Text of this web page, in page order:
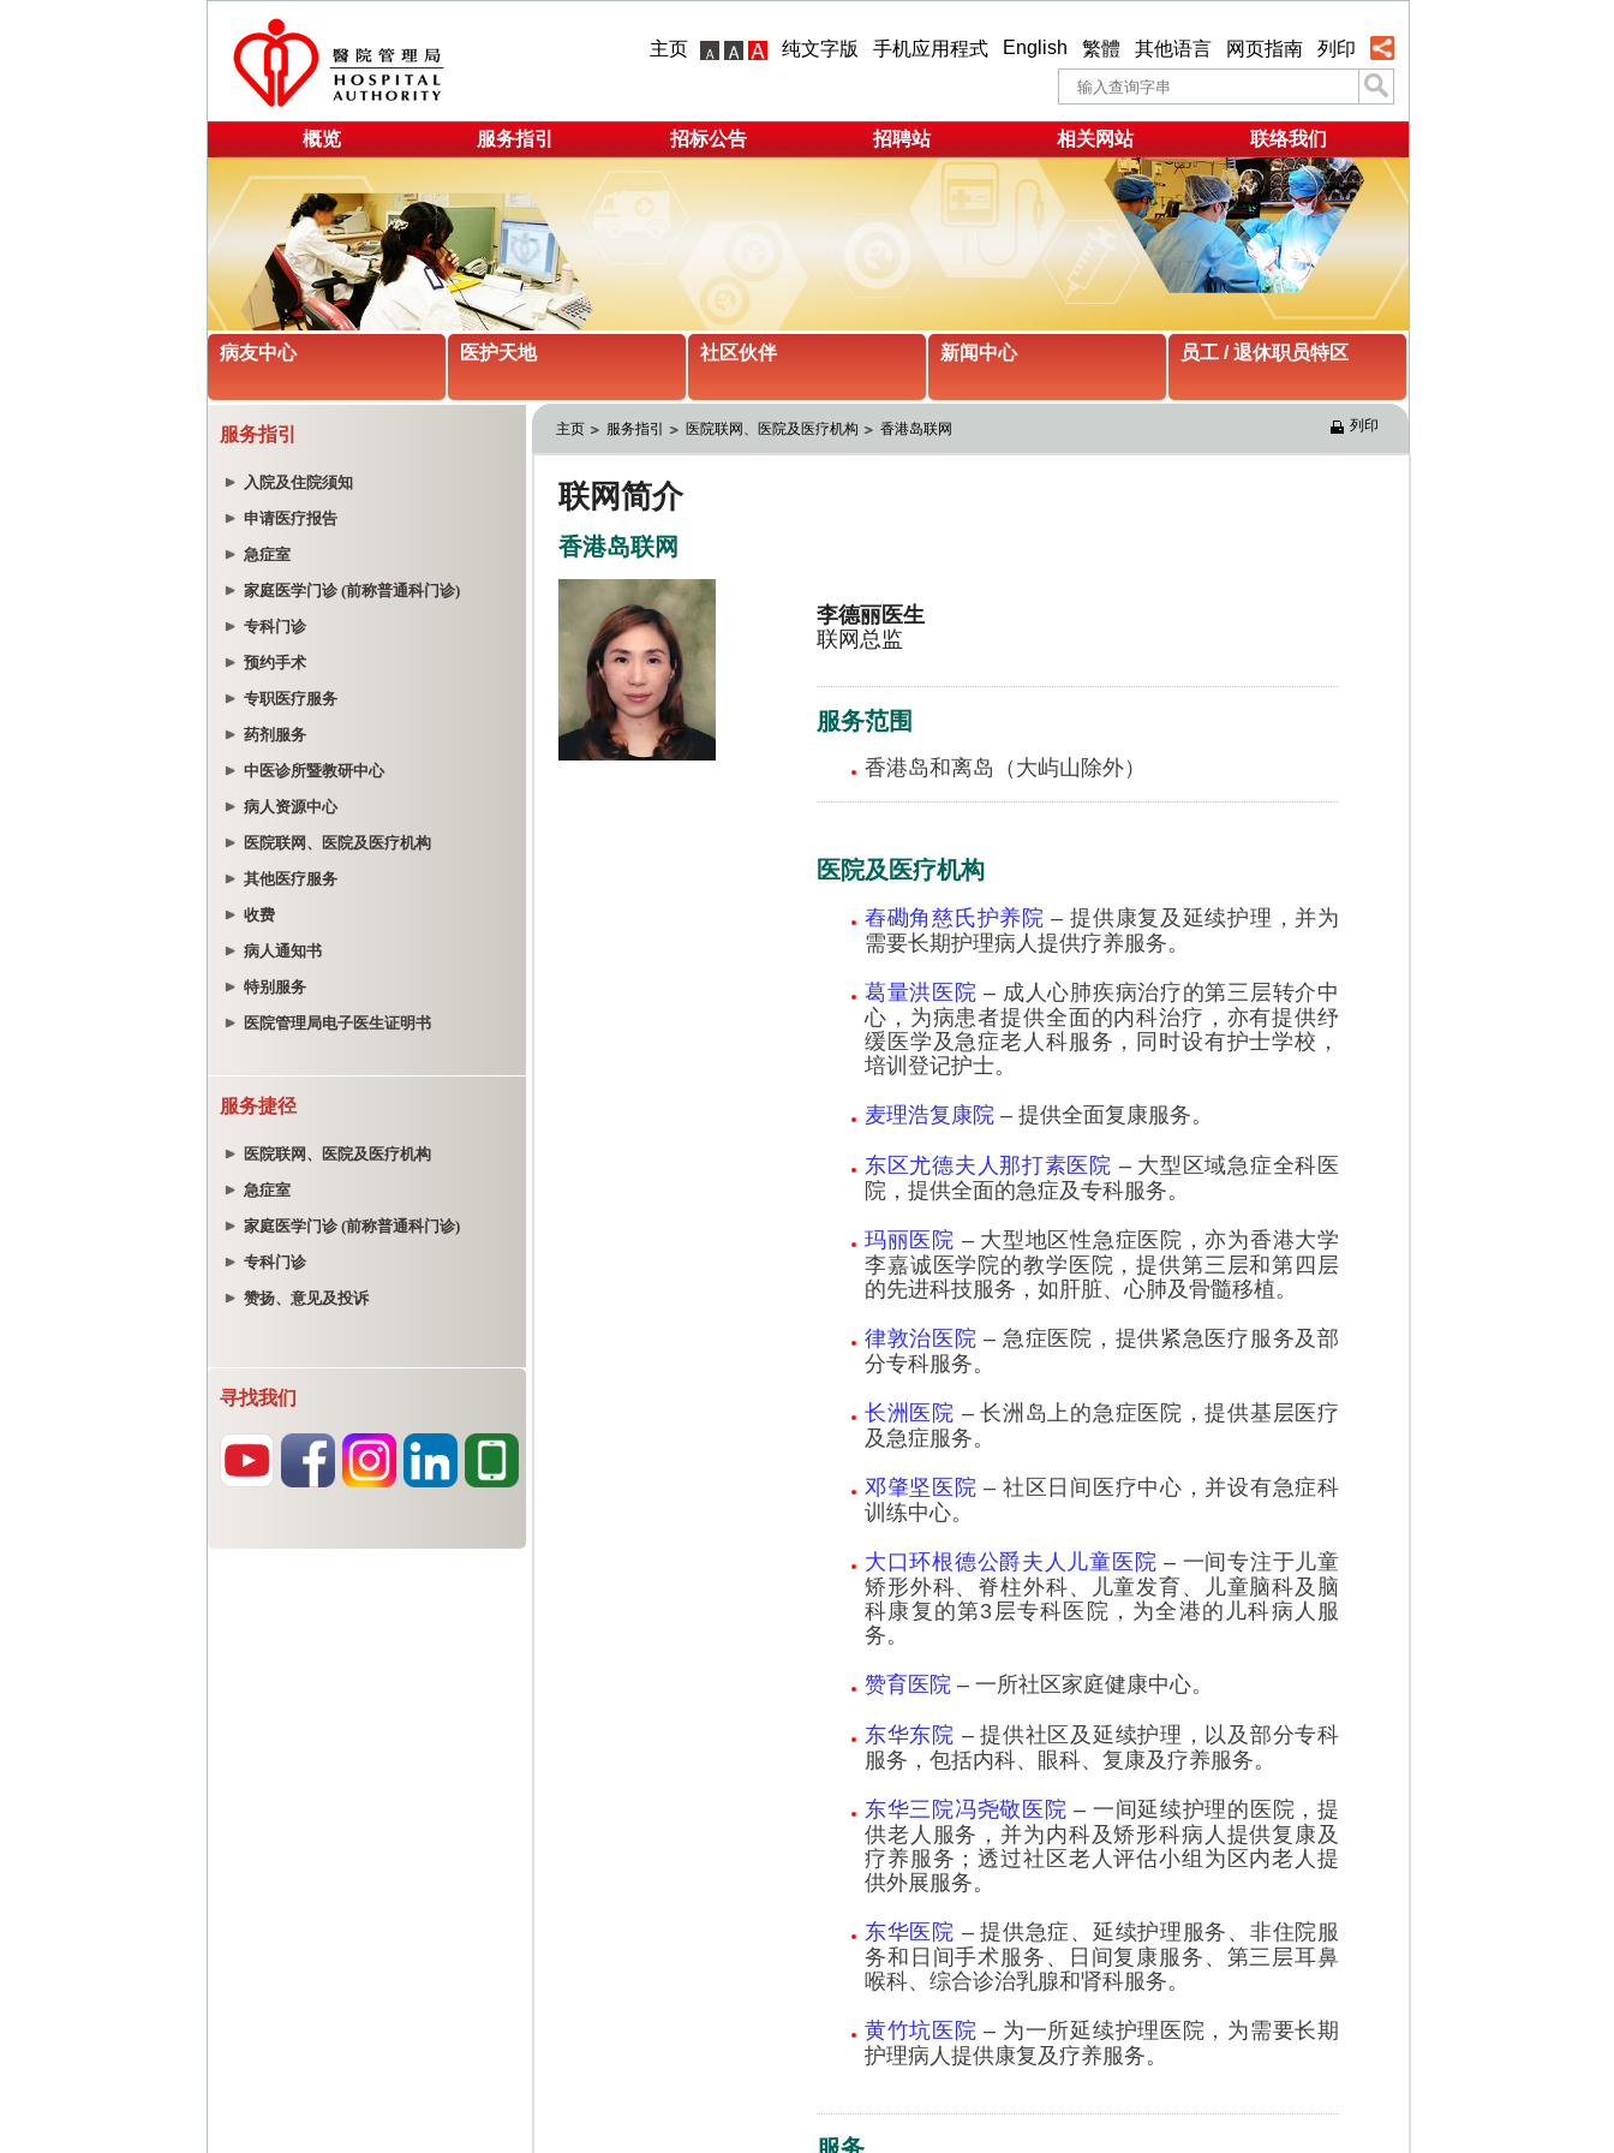
主页 纯文字版 手机应用程式 English 繁體 其他语言 网页指南 列印
概览 服务指引 招标公告 招聘站 相关网站 联络我们
病友中心 医护天地 社区伙伴 新闻中心 员工 / 退休职员特区
服务指引
入院及住院须知
申请医疗报告
急症室
家庭医学门诊 (前称普通科门诊)
专科门诊
预约手术
专职医疗服务
药剂服务
中医诊所暨教研中心
病人资源中心
医院联网、医院及医疗机构
其他医疗服务
收费
病人通知书
特别服务
医院管理局电子医生证明书
服务捷径
医院联网、医院及医疗机构
急症室
家庭医学门诊 (前称普通科门诊)
专科门诊
赞扬、意见及投诉
寻找我们
主页 服务指引 医院联网、医院及医疗机构 香港岛联网 列印